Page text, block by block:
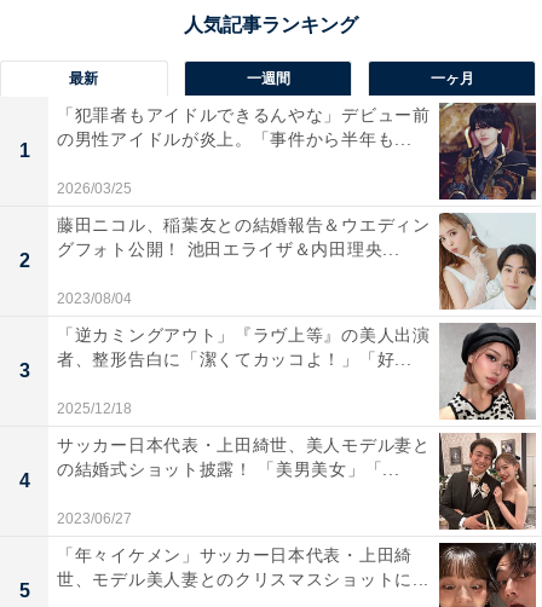
最新 一週間 一ヶ月
1
「犯罪者もアイドルできるんやな」デビュー前
の男性アイドルが炎上。「事件から半年も...
2026/03/25
2
藤田ニコル、稲葉友との結婚報告＆ウエディン
グフォト公開！ 池田エライザ＆内田理央...
2023/08/04
3
「逆カミングアウト」『ラヴ上等』の美人出演
者、整形告白に「潔くてカッコよ！」「好...
2025/12/18
4
サッカー日本代表・上田綺世、美人モデル妻と
の結婚式ショット披露！ 「美男美女」「...
2023/06/27
5
「年々イケメン」サッカー日本代表・上田綺
世、モデル美人妻とのクリスマスショットに...